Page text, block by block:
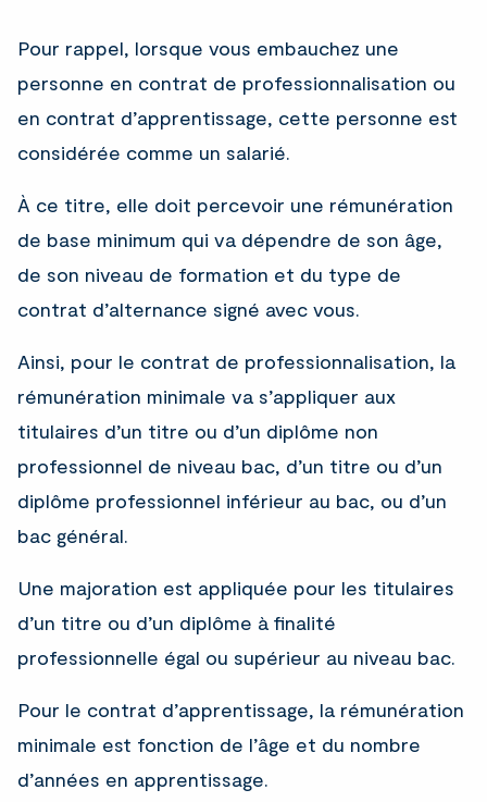
Pour rappel, lorsque vous embauchez une
personne en contrat de professionnalisation ou
en contrat d’apprentissage, cette personne est
considérée comme un salarié.
À ce titre, elle doit percevoir une rémunération
de base minimum qui va dépendre de son âge,
de son niveau de formation et du type de
contrat d’alternance signé avec vous.
Ainsi, pour le contrat de professionnalisation, la
rémunération minimale va s’appliquer aux
titulaires d’un titre ou d’un diplôme non
professionnel de niveau bac, d’un titre ou d’un
diplôme professionnel inférieur au bac, ou d’un
bac général.
Une majoration est appliquée pour les titulaires
d’un titre ou d’un diplôme à finalité
professionnelle égal ou supérieur au niveau bac.
Pour le contrat d’apprentissage, la rémunération
minimale est fonction de l’âge et du nombre
d’années en apprentissage.